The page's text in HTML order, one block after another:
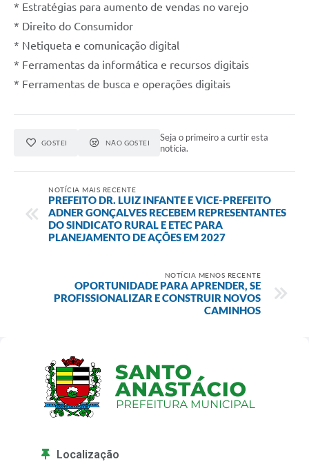
* Estratégias para aumento de vendas no varejo
* Direito do Consumidor
* Netiqueta e comunicação digital
* Ferramentas da informática e recursos digitais
* Ferramentas de busca e operações digitais
GOSTEI NÃO GOSTEI
Seja o primeiro a curtir esta
notícia.
NOTÍCIA MAIS RECENTE
PREFEITO DR. LUIZ INFANTE E VICE-PREFEITO
ADNER GONÇALVES RECEBEM REPRESENTANTES
DO SINDICATO RURAL E ETEC PARA
PLANEJAMENTO DE AÇÕES EM 2027
NOTÍCIA MENOS RECENTE
OPORTUNIDADE PARA APRENDER, SE
PROFISSIONALIZAR E CONSTRUIR NOVOS
CAMINHOS
Localização